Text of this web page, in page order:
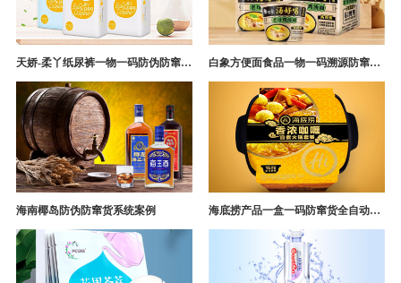
天娇-柔丫纸尿裤一物一码防伪防窜货追溯系统案例 白象方便面食品一物一码溯源防窜货解决方案
海南椰岛防伪防窜货系统案例 海底捞产品一盒一码防窜货全自动产线追溯方案